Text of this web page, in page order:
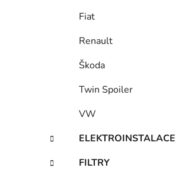
Fiat
Renault
Škoda
Twin Spoiler
VW
ELEKTROINSTALACE
FILTRY